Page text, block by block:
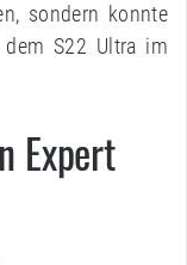
sondern konnte
S22 Ultra im
Expert